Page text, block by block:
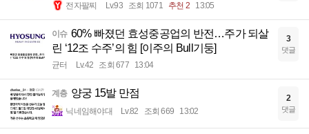
전자팔찌 Lv.93 조회 1071 추천 2 13:05
이슈 60% 빠졌던 효성중공업의 반전…주가 되살
린 ‘12조 수주’의 힘 [이주의 Bull기둥]
균터 Lv.42 조회 677 13:04
3
댓글
계층 양궁 15발 만점
닉네임해야대 Lv.82 조회 669 13:02
2
댓글